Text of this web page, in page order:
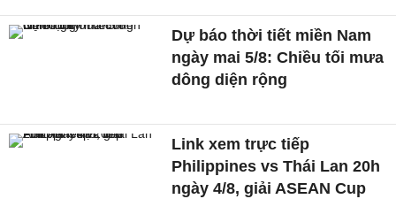
Dự báo thời tiết miền Nam
ngày mai 5/8: Chiều tối mưa
dông diện rộng
Link xem trực tiếp
Philippines vs Thái Lan 20h
ngày 4/8, giải ASEAN Cup